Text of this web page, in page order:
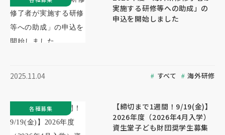
実施する研修等への助成」の
申込を開始しました
2025.11.04 すべて 海外研修
【締切まで1週間！9/19(金)】
2026年度（2026年4月入学）
資生堂子ども財団奨学生募集
各種募集